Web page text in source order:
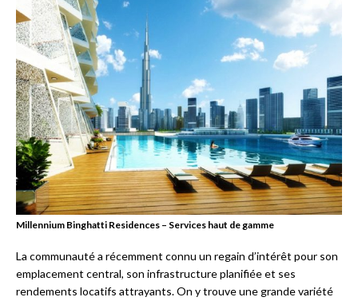
Millennium Binghatti Residences – Services haut de gamme
La communauté a récemment connu un regain d’intérêt pour son
emplacement central, son infrastructure planifiée et ses
rendements locatifs attrayants. On y trouve une grande variété